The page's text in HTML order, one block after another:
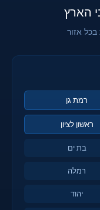
הארץ
בכל אזור
רמת גן
ראשון לציון
בת ים
רמלה
יהוד